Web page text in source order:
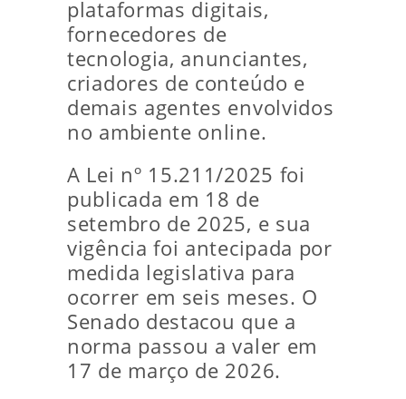
plataformas digitais,
fornecedores de
tecnologia, anunciantes,
criadores de conteúdo e
demais agentes envolvidos
no ambiente online.
A Lei nº 15.211/2025 foi
publicada em 18 de
setembro de 2025, e sua
vigência foi antecipada por
medida legislativa para
ocorrer em seis meses. O
Senado destacou que a
norma passou a valer em
17 de março de 2026.